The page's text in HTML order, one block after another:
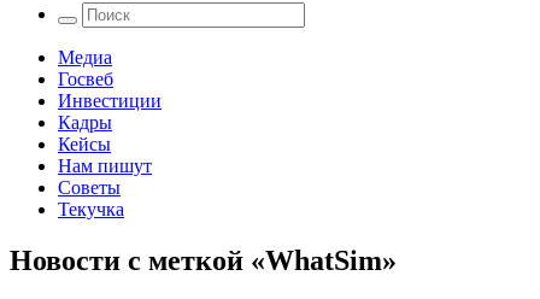
Медиа
Госвеб
Инвестиции
Кадры
Кейсы
Нам пишут
Советы
Текучка
Новости с меткой «WhatSim»